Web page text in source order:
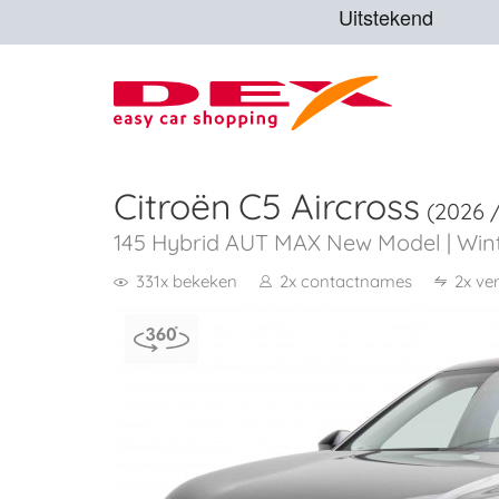
Citroën C5 Aircross (2026
145 Hybrid AUT MAX New Model |
331x bekeken 2x contactnames 2x